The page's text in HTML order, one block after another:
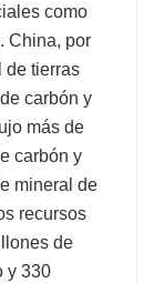
como
China, por
de tierras
carbón y
más de
carbón y
mineral de
recursos
de
y 330